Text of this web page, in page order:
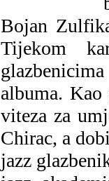
Bojan
Tijekom
albuma.
viteza za
Chirac, a
jazz